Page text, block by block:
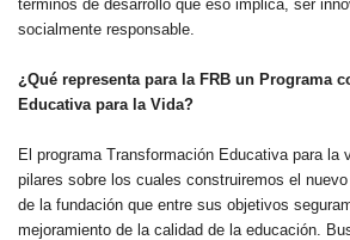
términos de desarrollo que eso implica, ser
socialmente responsable.
¿Qué representa para la FRB un Programa
Educativa para la Vida?
El programa Transformación Educativa para la
pilares sobre los cuales construiremos el
de la fundación que entre sus objetivos
mejoramiento de la calidad de la educación.